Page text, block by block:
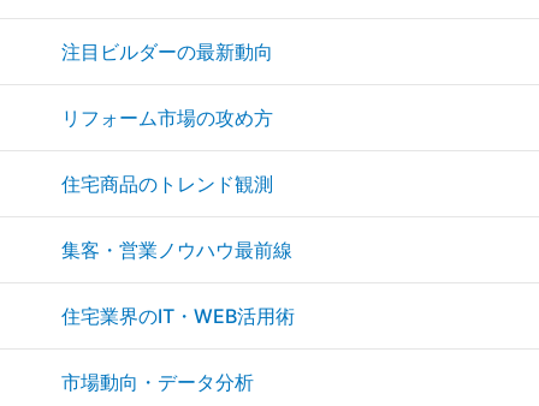
注目ビルダーの最新動向
リフォーム市場の攻め方
住宅商品のトレンド観測
集客・営業ノウハウ最前線
住宅業界のIT・WEB活用術
市場動向・データ分析